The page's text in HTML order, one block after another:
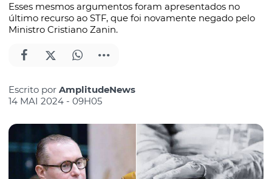
Esses mesmos argumentos foram apresentados no
último recurso ao STF, que foi novamente negado pelo
Ministro Cristiano Zanin.
Escrito por AmplitudeNews
14 MAI 2024 - 09H05